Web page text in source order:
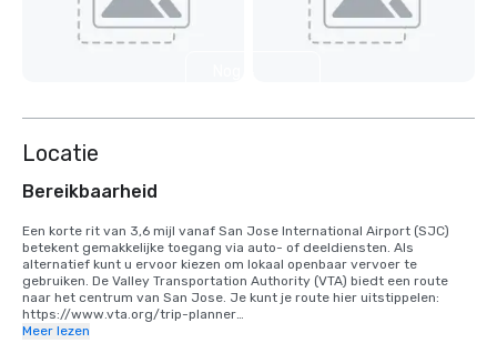
Locatie
Bereikbaarheid
Een korte rit van 3,6 mijl vanaf San Jose International Airport (SJC)
betekent gemakkelijke toegang via auto- of deeldiensten. Als
alternatief kunt u ervoor kiezen om lokaal openbaar vervoer te
gebruiken. De Valley Transportation Authority (VTA) biedt een route
naar het centrum van San Jose. Je kunt je route hier uitstippelen:
https://www.vta.org/trip-planner
Meer lezen